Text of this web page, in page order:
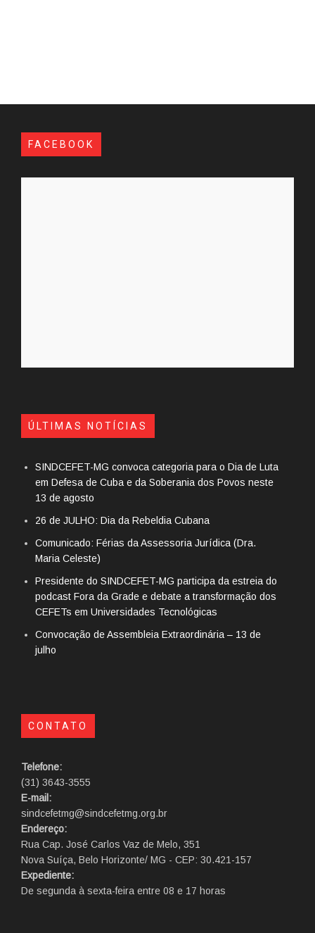
FACEBOOK
ÚLTIMAS NOTÍCIAS
SINDCEFET-MG convoca categoria para o Dia de Luta
em Defesa de Cuba e da Soberania dos Povos neste
13 de agosto
26 de JULHO: Dia da Rebeldia Cubana
Comunicado: Férias da Assessoria Jurídica (Dra.
Maria Celeste)
Presidente do SINDCEFET-MG participa da estreia do
podcast Fora da Grade e debate a transformação dos
CEFETs em Universidades Tecnológicas
Convocação de Assembleia Extraordinária – 13 de
julho
CONTATO
Telefone:
(31) 3643-3555
E-mail:
sindcefetmg@sindcefetmg.org.br
Endereço:
Rua Cap. José Carlos Vaz de Melo, 351
Nova Suíça, Belo Horizonte/ MG - CEP: 30.421-157
Expediente:
De segunda à sexta-feira entre 08 e 17 horas